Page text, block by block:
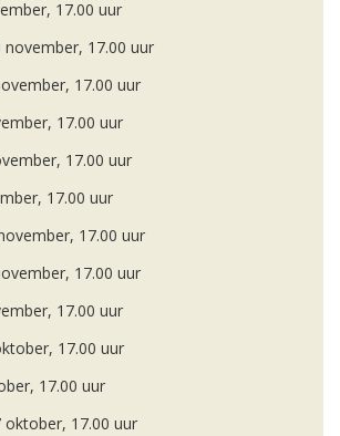
17.00 uur
17.00 uur
17.00 uur
17.00 uur
17.00 uur
17.00 uur
17.00 uur
17.00 uur
17.00 uur
17.00 uur
17.00 uur
oktober, 17.00 uur